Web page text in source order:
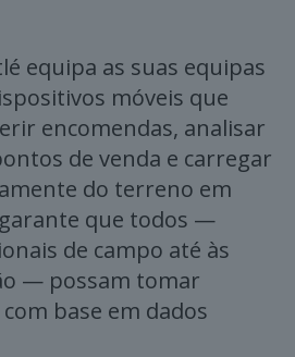
equipa as suas equipas
móveis que
encomendas, analisar
de venda e carregar
do terreno em
que todos —
de campo até às
— possam tomar
base em dados